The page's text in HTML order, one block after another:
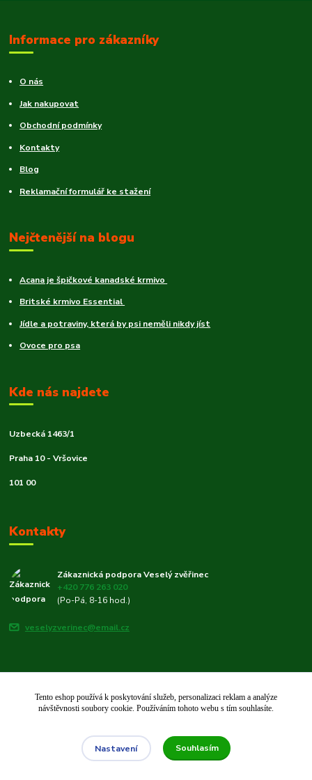
Informace pro zákazníky
O nás
Jak nakupovat
Obchodní podmínky
Kontakty
Blog
Reklamační formulář ke stažení
Nejčtenější na blogu
Acana je špičkové kanadské krmivo
Britské krmivo Essential
Jídle a potraviny, která by psi neměli nikdy jíst
Ovoce pro psa
Kde nás najdete
Uzbecká 1463/1
Praha 10 - Vršovice
101 00
Kontakty
Zákaznická podpora Veselý zvěřinec
+420 776 263 020
(Po-Pá, 8-16 hod.)
veselyzverinec@email.cz
© 2019–2026 Veselý zvěřinec 🐾 | Rodinný e-shop pro chovatele od roku
Vytvořeno na
Eshop-rychle.cz
Tento eshop používá k poskytování služeb, personalizaci reklam a analýze
návštěvnosti soubory cookie. Používáním tohoto webu s tím souhlasíte.
Nastavení Souhlasím